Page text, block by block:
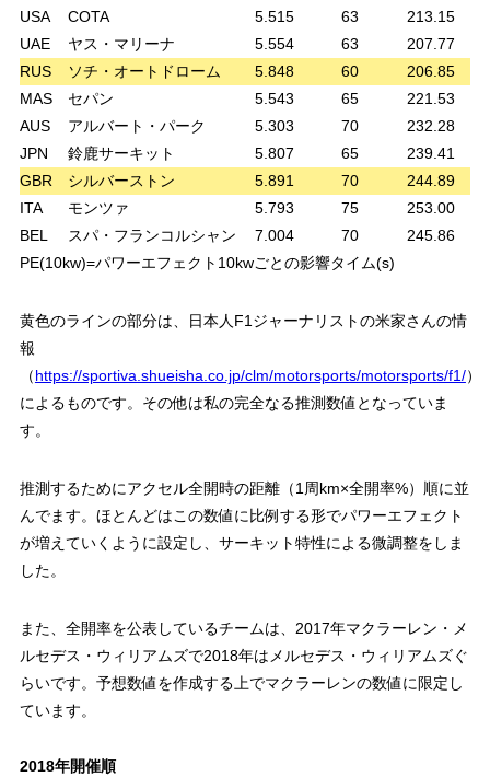
USA
COTA 5.515 63
213.15
UAE
ヤス・マリーナ 5.554 63
207.77
RUS
ソチ・オートドローム 5.848 60
206.85
MAS
セパン 5.543 65
221.53
AUS
アルバート・パーク 5.303 70
232.28
JPN
鈴鹿サーキット 5.807 65
239.41
GBR
シルバーストン 5.891 70
244.89
ITA
モンツァ 5.793 75
253.00
BEL
スパ・フランコルシャン 7.004 70
245.86
PE(10kw)=パワーエフェクト10kwごとの影響タイム(s)
黄色のラインの部分は、日本人F1ジャーナリストの米家さんの情
報
（https://sportiva.shueisha.co.jp/clm/motorsports/motorsports/f1/）
によるものです。その他は私の完全なる推測数値となっていま
す。
推測するためにアクセル全開時の距離（1周km×全開率%）順に並
んでます。ほとんどはこの数値に比例する形でパワーエフェクト
が増えていくように設定し、サーキット特性による微調整をしま
した。
また、全開率を公表しているチームは、2017年マクラーレン・メ
ルセデス・ウィリアムズで2018年はメルセデス・ウィリアムズぐ
らいです。予想数値を作成する上でマクラーレンの数値に限定し
ています。
2018年開催順